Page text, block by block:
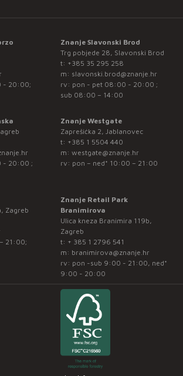
- 20:00;
Znanje Slavonski Brod
Trg pobjede 28, Slavonski Brod
t: +385 35 295 258
m: slavonski.brod@znanje.hr
rv: pon - pet 08:00 - 20:00 ;
sub 08:00 – 14:00
- 20:00 ;
Znanje Westgate
Zaprešićka 2, Jablanovec
t: +385 1 5504 440
m: westgate@znanje.hr
rv: pon – ned* 10:00 – 21:00
Zagreb
21:00;
Znanje Retail Park
Branimirova
Ulica kneza Branimira 119b,
Zagreb
t: + 385 1 2796 541
m: branimirova@znanje.hr
rv: pon -sub 9:00 - 21:00, ned*
9:00 - 20:00